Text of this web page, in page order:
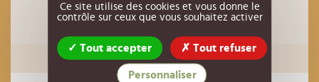
Réf : 05VE76
81,67 €HT
AJOUTER AU PANIER
Ce site utilise des cookies et vous donne le
contrôle sur ceux que vous souhaitez activer
Tout accepter Tout refuser
Personnaliser